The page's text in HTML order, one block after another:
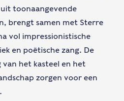
toonaangevende
brengt samen met Sterre
vol impressionistische
en poëtische zang. De
het kasteel en het
zorgen voor een